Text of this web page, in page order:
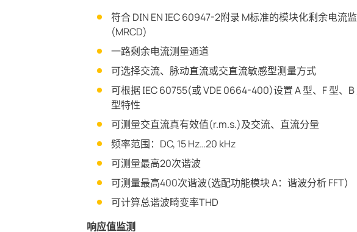
符合 DIN EN IEC 60947-2附录 M标准的模块化剩余电流
(MRCD)
一路剩余电流测量通道
可选择交流、脉动直流或交直流敏感型测量方式
可根据 IEC 60755(或 VDE 0664-400)设置 A 型、F 型、B
型特性
可测量交直流真有效值(r.m.s.)及交流、直流分量
频率范围：DC, 15 Hz…20 kHz
可测量最高20次谐波
可测量最高400次谐波(选配功能模块 A：谐波分析 FFT)
可计算总谐波畸变率THD
响应值监测